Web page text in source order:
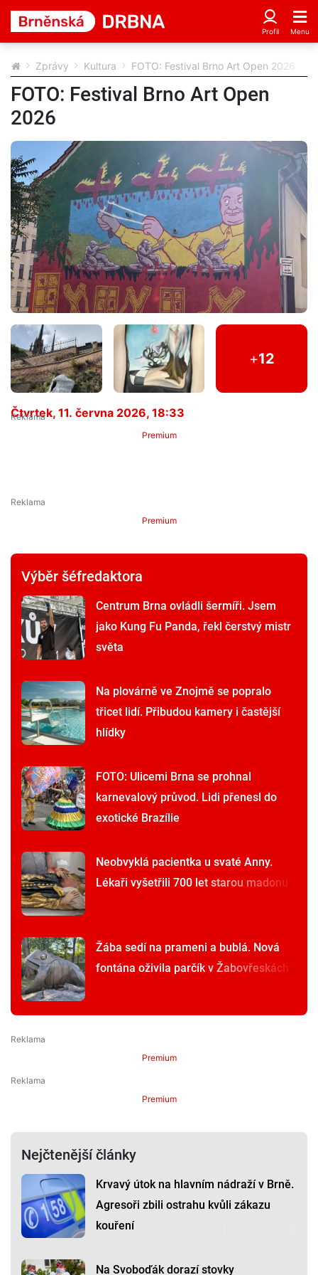
Zprávy Kultura FOTO: Festival Brno Art Open 2026
FOTO: Festival Brno Art Open
2026
+12
Čtvrtek, 11. června 2026, 18:33
Premium
Premium
Výběr šéfredaktora
Centrum Brna ovládli šermíři. Jsem
jako Kung Fu Panda, řekl čerstvý mistr
světa
Na plovárně ve Znojmě se popralo
třicet lidí. Přibudou kamery i častější
hlídky
FOTO: Ulicemi Brna se prohnal
karnevalový průvod. Lidi přenesl do
exotické Brazílie
Neobvyklá pacientka u svaté Anny.
Lékaři vyšetřili 700 let starou madonu
Žába sedí na prameni a bublá. Nová
fontána oživila parčík v Žabovřeskách
Premium
Premium
Nejčtenější články
Krvavý útok na hlavním nádraží v Brně.
Agresoři zbili ostrahu kvůli zákazu
kouření
Na Svoboďák dorazí stovky